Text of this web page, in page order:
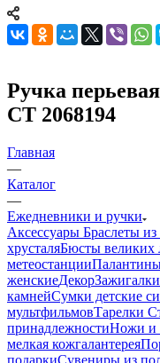
Ручка
CT 2068194
Главная
—
Каталог
—
Ежедневники и ручки
Аксессуары Браслеты
хрусталяБюсты великих
метеостанции
женскиеДекорЗажигалки
камнейСумки детские
мультфильмовТарелки
принадлежностиНожи и
мелкая кожгалантерея
подаркиСувениры из